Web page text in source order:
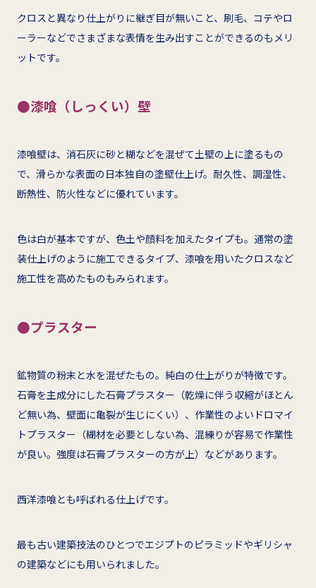
クロスと異なり仕上がりに継ぎ目が無いこと、刷毛、コテやロ
ーラーなどでさまざまな表情を生み出すことができるのもメリ
ットです。
●漆喰（しっくい）壁
漆喰壁は、消石灰に砂と糊などを混ぜて土壁の上に塗るもの
で、滑らかな表面の日本独自の塗壁仕上げ。耐久性、調湿性、
断熱性、防火性などに優れています。
色は白が基本ですが、色土や顔料を加えたタイプも。通常の塗
装仕上げのように施工できるタイプ、漆喰を用いたクロスなど
施工性を高めたものもみられます。
●プラスター
鉱物質の粉末と水を混ぜたもの。純白の仕上がりが特徴です。
石膏を主成分にした石膏プラスター（乾燥に伴う収縮がほとん
ど無い為、壁面に亀裂が生じにくい）、作業性のよいドロマイ
トプラスター（糊材を必要としない為、混練りが容易で作業性
が良い。強度は石膏プラスターの方が上）などがあります。
西洋漆喰とも呼ばれる仕上げです。
最も古い建築技法のひとつでエジプトのピラミッドやギリシャ
の建築などにも用いられました。